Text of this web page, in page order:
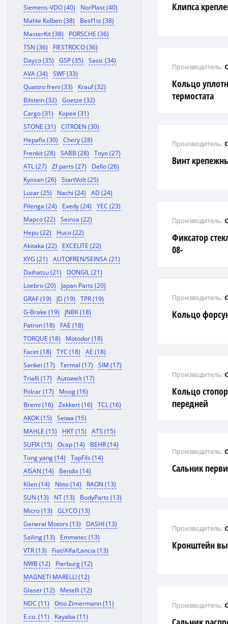
Siemens-VDO (40)
NorPlast (40)
Mahle Kolben (38)
Besf1ts (38)
MasterKit (38)
PORSCHE (36)
TSN (36)
FIESTROCO (36)
Dayco (35)
GSP (35)
Sasic (34)
AVA (34)
SWF (33)
Quattro freni (33)
Krauf (32)
Bilstein (32)
Goetze (32)
Cargo (31)
Корея (31)
STONE (31)
CITROEN (30)
Hepafix (30)
Chery (28)
Frenkit (28)
SABB (28)
Toyo (27)
ATL (27)
Zf parts (27)
Dello (26)
Kyosan (26)
StartVolt (25)
Luzar (25)
Nachi (24)
AD (24)
Pilenga (24)
Exedy (24)
YEC (23)
Mapco (22)
Seinsa (22)
Hepu (22)
Huco (22)
Akitaka (22)
EXCELITE (22)
XYG (21)
AUTOFREN/SEINSA (21)
Daihatsu (21)
DONGIL (21)
Loebro (20)
Japan Parts (20)
GRAF (19)
JD (19)
TPR (19)
G-Brake (19)
JNBK (18)
Patron (18)
FAE (18)
TORQUE (18)
Motodor (18)
Facet (18)
TYC (18)
AE (18)
Sankei (17)
Termal (17)
SIM (17)
Trialli (17)
Autowelt (17)
Polcar (17)
Moog (16)
Bremi (16)
Zekkert (16)
TCL (16)
AKOK (15)
Seiwa (15)
MAHLE (15)
HKT (15)
ATS (15)
SUFIX (15)
Ocap (14)
BEHR (14)
Tong yang (14)
TopFils (14)
AISAN (14)
Bendix (14)
Kilen (14)
Nitto (14)
RAON (13)
SUN (13)
NT (13)
BodyParts (13)
Micro (13)
GLYCO (13)
General Motors (13)
DASHI (13)
Sailing (13)
Emmetec (13)
VTR (13)
Fiat/Alfa/Lancia (13)
NWB (12)
Pierburg (12)
MAGNETI MARELLI (12)
Glaser (12)
Metelli (12)
NDC (11)
Otto Zimermann (11)
E.co. (11)
Kayaba (11)
Клипса
Кольцо
термостата
Производитель:
Винт
Производитель:
Фиксатор
08-
Производитель:
Кольцо
Производитель:
Кольцо
передней
Производитель:
Сальник
Производитель:
Кронштейн
Производитель:
Производитель: